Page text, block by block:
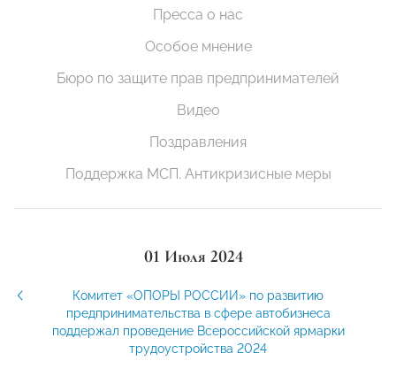
Пресса о нас
Особое мнение
Бюро по защите прав предпринимателей
Видео
Поздравления
Поддержка МСП. Антикризисные меры
01 Июля 2024
Комитет «ОПОРЫ РОССИИ» по развитию
предпринимательства в сфере автобизнеса
поддержал проведение Всероссийской ярмарки
трудоустройства 2024